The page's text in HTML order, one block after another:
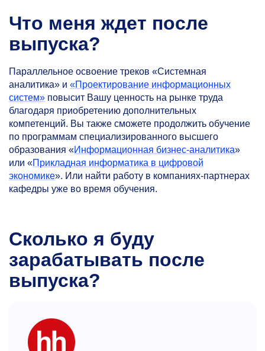
Что меня ждет после
выпуска?
Параллельное освоение треков «Системная
аналитика» и «Проектирование информационных
систем» повысит Вашу ценность на рынке труда
благодаря приобретению дополнительных
компетенций. Вы также сможете продолжить обучение
по программам специализированного высшего
образования «Информационная бизнес-аналитика»
или «Прикладная информатика в цифровой
экономике». Или найти работу в компаниях-партнерах
кафедры уже во время обучения.
Сколько я буду
зарабатывать после
выпуска?